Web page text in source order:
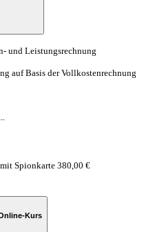
und Leistungsrechnung
auf Basis der Vollkostenrechnung
Spionkarte 380,00 €
Live-Online-Kurs